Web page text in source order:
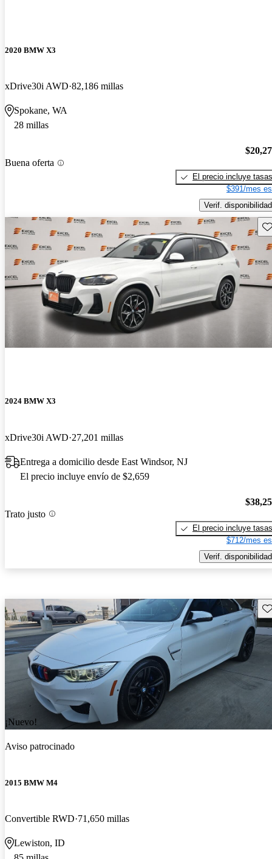
2020 BMW X3
xDrive30i AWD 82,186 millas
Spokane, WA
28 millas
Buena oferta
El precio incluye tasas
$391/mes
Verif. disponibilidad
2024 BMW X3
xDrive30i AWD 27,201 millas
Entrega a domicilio desde East Windsor, NJ
El precio incluye envío de $2,659
Trato justo
El precio incluye tasas
$712/mes
Verif. disponibilidad
¡Nuevo!
Aviso patrocinado
2015 BMW M4
Convertible RWD 71,650 millas
Lewiston, ID